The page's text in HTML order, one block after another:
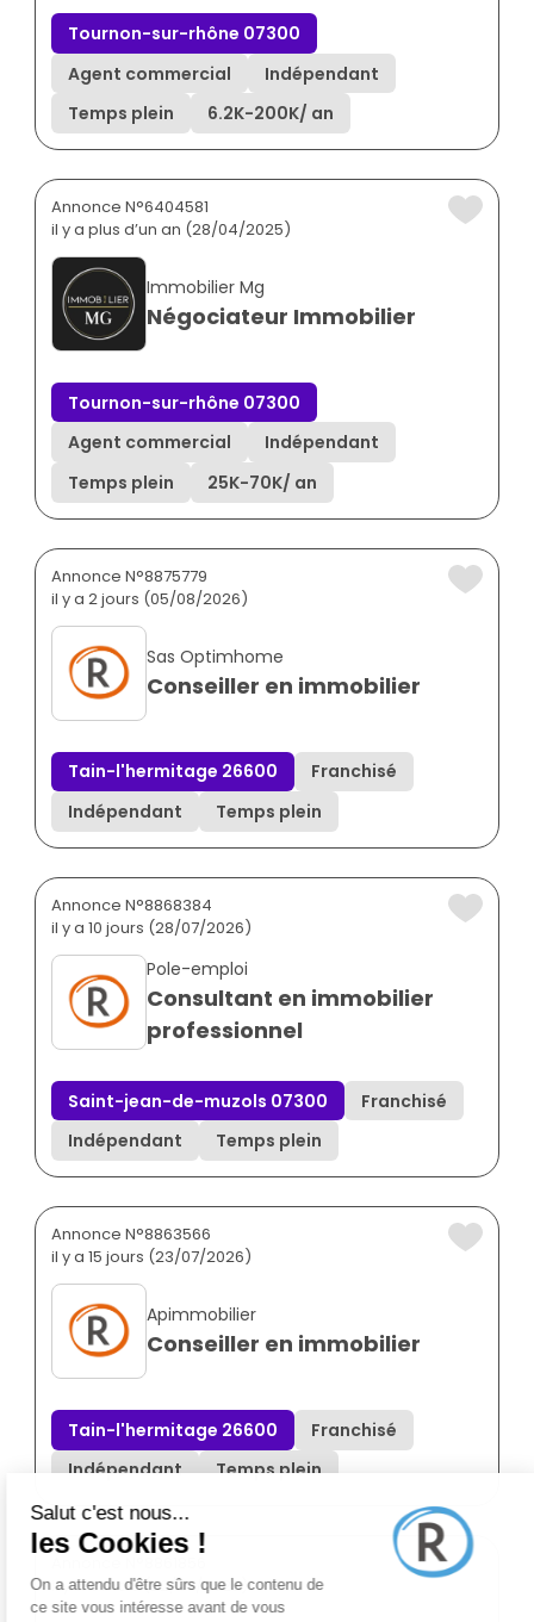
Tournon-sur-rhône 07300
Agent commercial
Indépendant
Temps plein
6.2K-200K/ an
Annonce N°6404581
il y a plus d’un an (28/04/2025)
Immobilier Mg
Négociateur Immobilier
Tournon-sur-rhône 07300
Agent commercial
Indépendant
Temps plein
25K-70K/ an
Annonce N°8875779
il y a 2 jours (05/08/2026)
Sas Optimhome
Conseiller en immobilier
Tain-l'hermitage 26600
Franchisé
Indépendant
Temps plein
Annonce N°8868384
il y a 10 jours (28/07/2026)
Pole-emploi
Consultant en immobilier
professionnel
Saint-jean-de-muzols 07300
Franchisé
Indépendant
Temps plein
Annonce N°8863566
il y a 15 jours (23/07/2026)
Apimmobilier
Conseiller en immobilier
Tain-l'hermitage 26600
Franchisé
Indépendant
Temps plein
il y a 3 mois (22/05/2026)